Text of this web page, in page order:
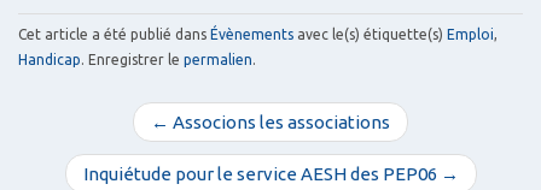
Cet article a été publié dans Évènements avec le(s) étiquette(s) Emploi
Handicap . Enregistrer le permalien
← Associons les associations
Inquiétude pour le service AESH des PEP06 →